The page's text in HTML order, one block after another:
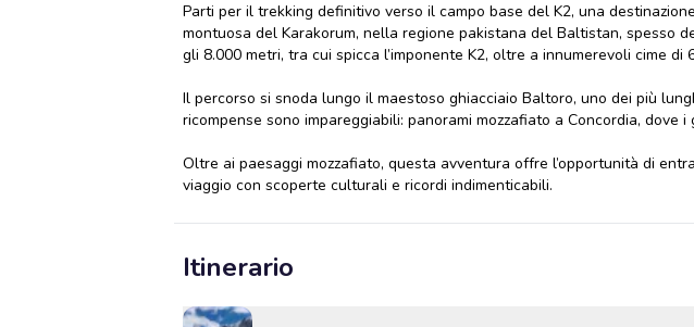
Parti per il trekking definitivo verso il campo base del K2, una
montuosa del Karakorum, nella regione pakistana del Baltistan, spesso
gli 8.000 metri, tra cui spicca l’imponente K2, oltre a innumerevoli cime di
Il percorso si snoda lungo il maestoso ghiacciaio Baltoro, uno dei più
ricompense sono impareggiabili: panorami mozzafiato a Concordia,
Oltre ai paesaggi mozzafiato, questa avventura offre l’opportunità di
viaggio con scoperte culturali e ricordi indimenticabili.
Itinerario